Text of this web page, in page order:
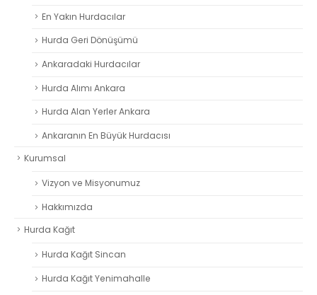
En Yakın Hurdacılar
Hurda Geri Dönüşümü
Ankaradaki Hurdacılar
Hurda Alımı Ankara
Hurda Alan Yerler Ankara
Ankaranın En Büyük Hurdacısı
Kurumsal
Vizyon ve Misyonumuz
Hakkımızda
Hurda Kağıt
Hurda Kağıt Sincan
Hurda Kağıt Yenimahalle